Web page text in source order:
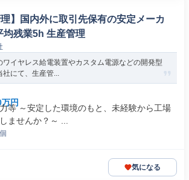
理】国内外に取引先保有の安定メーカ
均残業5h 生産管理
ワイヤレス給電装置やカスタム電源などの開発型
社にて、生産管...
円
等 ～安定した環境のもと、未経験から工場
ませんか？～ ...
気になる